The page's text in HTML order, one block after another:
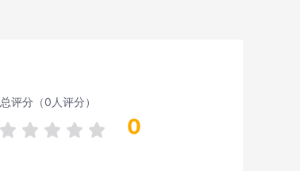
总评分 （0人评分）
0